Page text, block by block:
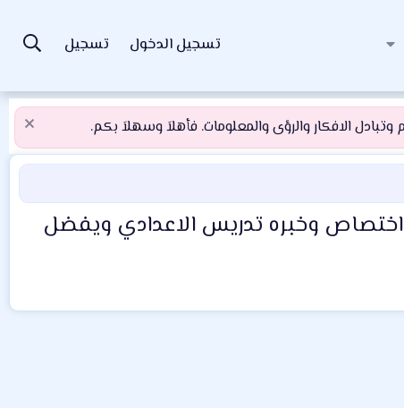
تسجيل الدخول تسجيل
الافكار والرؤى والمعلومات. فأهلاَ وسهلاَ بكم.
اختصاص وخبره تدريس الاعدادي ويفضل